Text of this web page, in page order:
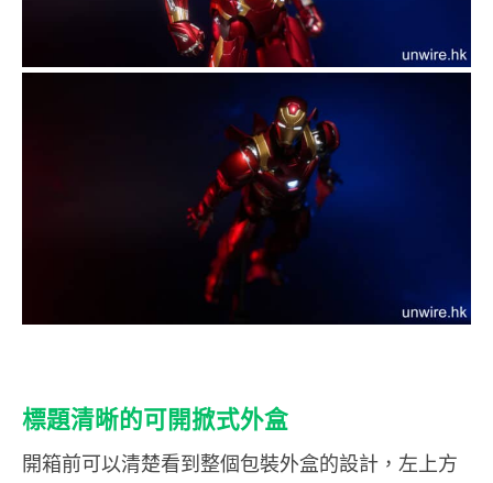
標題清晰的可開掀式外盒
開箱前可以清楚看到整個包裝外盒的設計，左上方